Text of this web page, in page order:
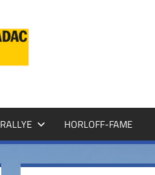
RALLYE HORLOFF-FAME